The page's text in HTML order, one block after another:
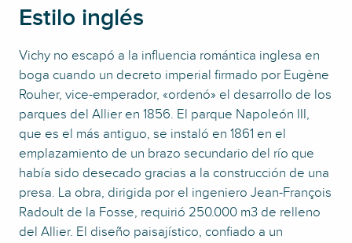
Estilo inglés
Vichy no escapó a la influencia romántica inglesa en
boga cuando un decreto imperial firmado por Eugène
Rouher, vice-emperador, «ordenó» el desarrollo de los
parques del Allier en 1856. El parque Napoleón III,
que es el más antiguo, se instaló en 1861 en el
emplazamiento de un brazo secundario del río que
había sido desecado gracias a la construcción de una
presa. La obra, dirigida por el ingeniero Jean-François
Radoult de la Fosse, requirió 250.000 m3 de relleno
del Allier. El diseño paisajístico, confiado a un